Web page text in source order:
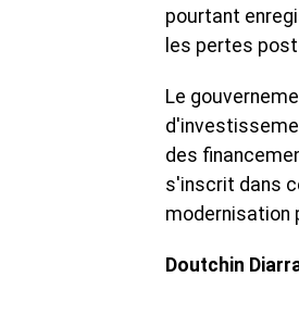
pourtant
les pertes
Le
des
s'inscrit dans
modernisation
Doutchin